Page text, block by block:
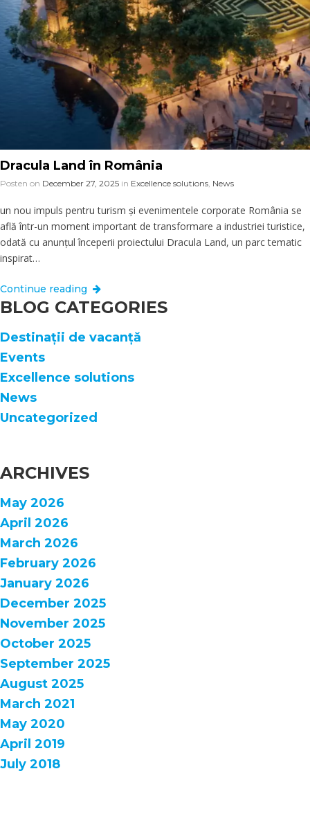
Dracula Land în România
Posten on December 27, 2025 in Excellence solutions, News
un nou impuls pentru turism și evenimentele corporate România se
află într-un moment important de transformare a industriei turistice,
odată cu anunțul începerii proiectului Dracula Land, un parc tematic
inspirat…
Continue reading
BLOG CATEGORIES
Destinații de vacanță
Events
Excellence solutions
News
Uncategorized
ARCHIVES
May 2026
April 2026
March 2026
February 2026
January 2026
December 2025
November 2025
October 2025
September 2025
August 2025
March 2021
May 2020
April 2019
July 2018